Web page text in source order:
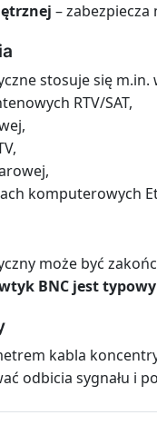
– zabezpiecza
stosuje się m.in.
RTV/SAT,
komputerowych
może być
BNC jest
kabla
odbicia sygnału i